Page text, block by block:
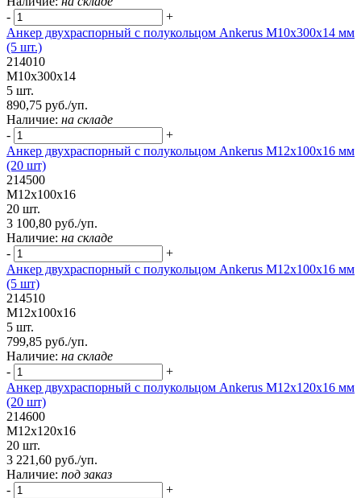
-
+
Анкер двухраспорный с полукольцом Ankerus М10х300х14 мм
(5 шт.)
214010
М10х300х14
5 шт.
890,75 руб./уп.
Наличие: на складе
-
+
Анкер двухраспорный с полукольцом Ankerus М12х100х16 мм
(20 шт)
214500
М12х100х16
20 шт.
3 100,80 руб./уп.
Наличие: на складе
-
+
Анкер двухраспорный с полукольцом Ankerus М12х100х16 мм
(5 шт)
214510
М12х100х16
5 шт.
799,85 руб./уп.
Наличие: на складе
-
+
Анкер двухраспорный с полукольцом Ankerus М12х120х16 мм
(20 шт)
214600
М12х120х16
20 шт.
3 221,60 руб./уп.
Наличие: под заказ
-
+